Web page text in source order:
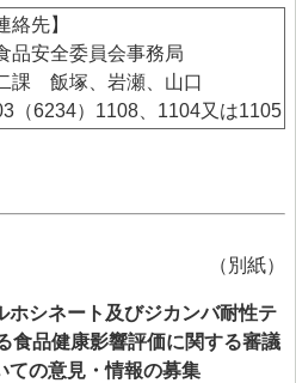
絡先】
品安全委員会事務局
課 飯塚、岩瀬、山口
（6234）1108、1104又は1105
（別紙）
ホシネート及びジカンバ耐性テ
食品健康影響評価に関する審議
ての意見・情報の募集